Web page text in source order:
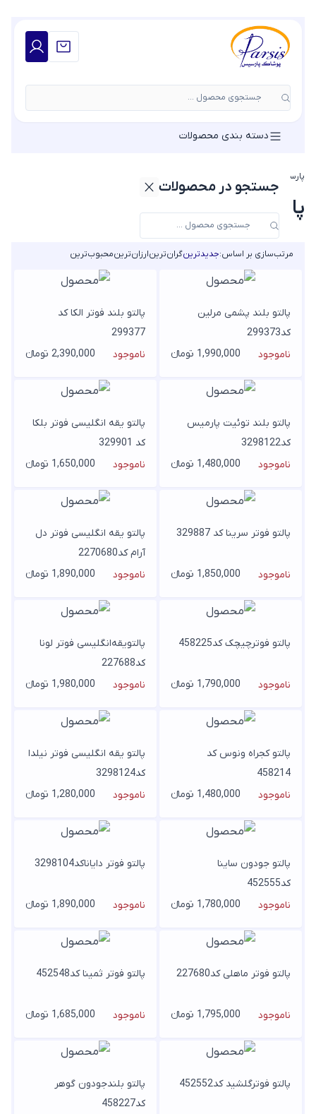
جستجوی محصول ...
جستجو در محصولات
دسته بندی محصولات
پارسیس مد
پالتو یقه انگلیسی
مرتب‌سازی بر اساس:جدیدترینگران‌ترینارزان‌ترینمحبوب‌ترین
پالتو بلند پشمی مرلین
کد299373
ناموجود
1,990,000 تومانء
پالتو بلند فوتر الکا کد
299377
ناموجود
2,390,000 تومانء
پالتو بلند توئیت پارمیس
کد3298122
ناموجود
1,480,000 تومانء
پالتو یقه انگلیسی فوتر بلکا
کد 329901
ناموجود
1,650,000 تومانء
پالتو فوتر سرینا کد 329887
ناموجود 1,850,000 تومانء
پالتو یقه انگلیسی فوتر دل
آرام کد2270680
ناموجود
1,890,000 تومانء
پالتو فوترچیچک کد458225
ناموجود 1,790,000 تومانء
پالتویقه‌انگلیسی فوتر لونا
کد227688
ناموجود
1,980,000 تومانء
پالتو کجراه ونوس کد
458214
ناموجود
1,480,000 تومانء
پالتو یقه انگلیسی فوتر نیلدا
کد3298124
ناموجود
1,280,000 تومانء
پالتو جودون ساینا
کد452555
ناموجود
1,780,000 تومانء
پالتو فوتر دایاناکد3298104
ناموجود 1,890,000 تومانء
پالتو فوتر ماهلی کد227680
ناموجود 1,795,000 تومانء
پالتو فوتر ثمینا کد452548
ناموجود 1,685,000 تومانء
پالتو فوترگلشید کد452552
پالتو بلندجودون گوهر
کد458227